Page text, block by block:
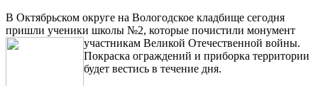
В Октябрьском округе на Вологодское кладбище сегодня
пришли ученики школы №2, которые почистили монумент
участникам Великой Отечественной войны.
Покраска ограждений и приборка территории
будет вестись в течение дня.